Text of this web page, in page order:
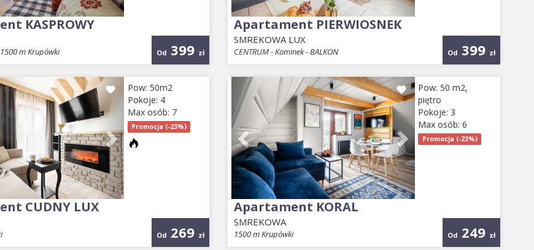
Od 399 zł
KASPROWY
m Krupówki Od 399 zł
Apartament PIERWIOSNEK
SMREKOWA LUX
CENTRUM - Kominek - BALKON
Od 269 zł
NextPow: 50m2
Pokoje: 4
Max osób: 7
Promocja (-23%)
CUDNY LUX
Od 249 zł
Previous NextPow: 50 m2,
piętro
Pokoje: 3
Max osób: 6
Promocja (-23%)
Apartament KORAL
SMREKOWA
1500 m Krupówki